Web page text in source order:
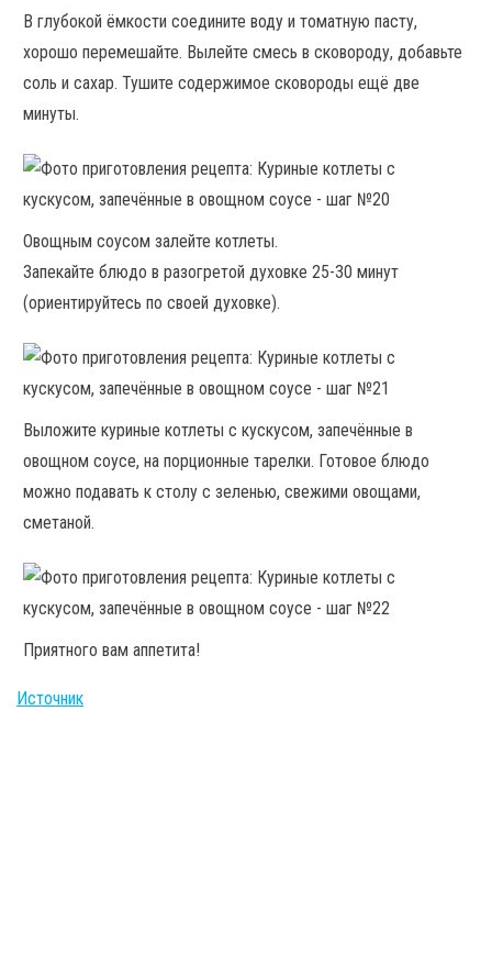
В глубокой ёмкости соедините воду и томатную пасту,
хорошо перемешайте. Вылейте смесь в сковороду, добавьте
соль и сахар. Тушите содержимое сковороды ещё две
минуты.
Овощным соусом залейте котлеты.
Запекайте блюдо в разогретой духовке 25-30 минут
(ориентируйтесь по своей духовке).
Выложите куриные котлеты с кускусом, запечённые в
овощном соусе, на порционные тарелки. Готовое блюдо
можно подавать к столу с зеленью, свежими овощами,
сметаной.
Приятного вам аппетита!
Источник